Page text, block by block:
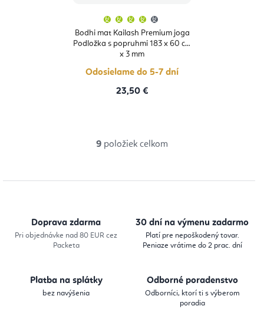
Bodhi mat Kailash Premium joga
Podložka s popruhmi 183 x 60 cm
x 3 mm
produktu
je
4,3
hviezdičiek.
Odosielame do 5-7 dní
23,50 €
l
d
9 položiek celkom
Doprava zdarma
Pri objednávke nad 80 EUR cez
Packeta
30 dní na výmenu zadarmo
Platí pre nepoškodený tovar.
Peniaze vrátime do 2 prac. dní
Platba na splátky
bez navýšenia
Odborné poradenstvo
Odborníci, ktorí ti s výberom
poradia